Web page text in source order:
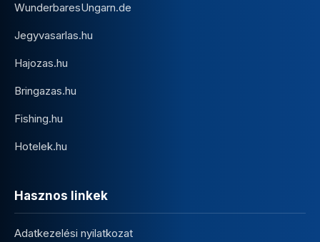
WunderbaresUngarn.de
Jegyvasarlas.hu
Hajozas.hu
Bringazas.hu
Fishing.hu
Hotelek.hu
Hasznos linkek
Adatkezelési nyilatkozat